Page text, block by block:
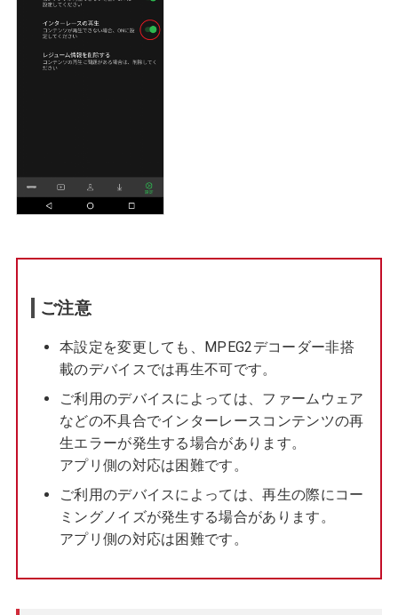
ご注意
本設定を変更しても、MPEG2デコーダー非搭
載のデバイスでは再生不可です。
ご利用のデバイスによっては、ファームウェア
などの不具合でインターレースコンテンツの再
生エラーが発生する場合があります。
アプリ側の対応は困難です。
ご利用のデバイスによっては、再生の際にコー
ミングノイズが発生する場合があります。
アプリ側の対応は困難です。